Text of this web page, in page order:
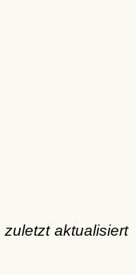
zuletzt aktualisiert